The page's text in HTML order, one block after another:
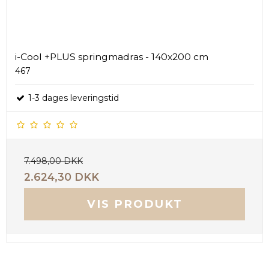
i-Cool +PLUS springmadras - 140x200 cm
467
1-3 dages leveringstid
7.498,00 DKK
2.624,30 DKK
VIS PRODUKT